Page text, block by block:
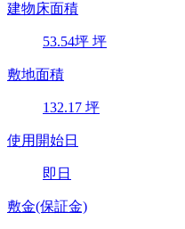
建物床面積
53.54坪 坪
敷地面積
132.17 坪
使用開始日
即日
敷金(保証金)